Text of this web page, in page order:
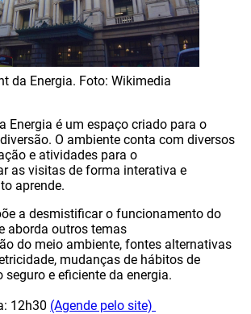
da Energia. Foto: Wikimedia
Energia é um espaço criado para o
O ambiente conta com diversos
e atividades para o
as visitas de forma interativa e
aprende.
a desmistificar o funcionamento do
aborda outros temas
do meio ambiente, fontes alternativas
mudanças de hábitos de
seguro e eficiente da energia.
12h30 (Agende pelo site)